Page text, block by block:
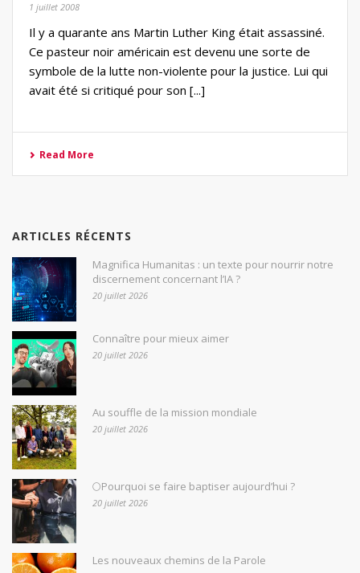
1 juillet 2008
Il y a quarante ans Martin Luther King était assassiné.
Ce pasteur noir américain est devenu une sorte de
symbole de la lutte non-violente pour la justice. Lui qui
avait été si critiqué pour son [...]
Read More
ARTICLES RÉCENTS
Magnifica Humanitas : un texte pour nourrir notre
discernement concernant l’IA ?
20 juillet 2026
Connaître pour mieux aimer
20 juillet 2026
Au souffle de la mission mondiale
20 juillet 2026
🌕Pourquoi se faire baptiser aujourd’hui ?
20 juillet 2026
Les nouveaux chemins de la Parole